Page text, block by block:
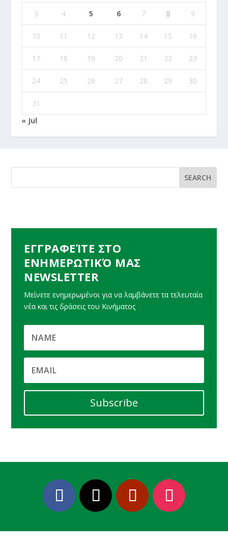
3 4 5 6 7 8 9
10 11 12 13 14 15 16
17 18 19 20 21 22 23
24 25 26 27 28 29 30
31
« Jul
ΕΓΓΡΑΦΕΊΤΕ ΣΤΟ
ΕΝΗΜΕΡΩΤΙΚΌ ΜΑΣ
NEWSLETTER
Μείνετε ενημερωμένοι για να λαμβάνετε τα τελευταία
νέα και τις δράσεις του Κινήματος
Subscribe